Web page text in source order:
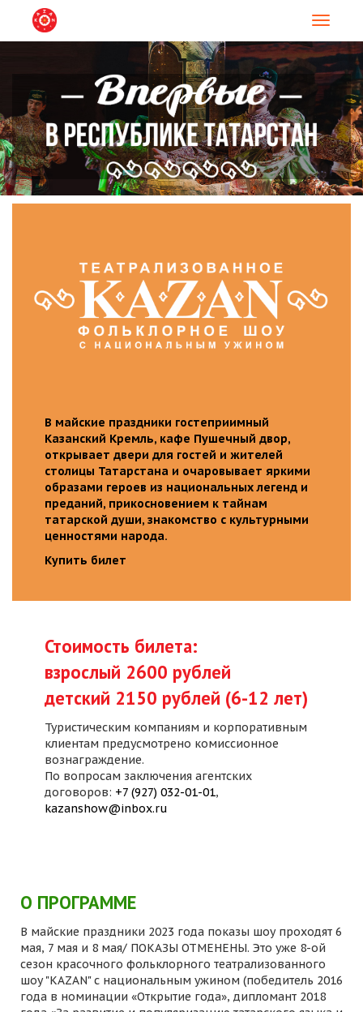
В майские праздники гостеприимный
Казанский Кремль, кафе Пушечный двор,
открывает двери для гостей и жителей
столицы Татарстана и очаровывает яркими
образами героев из национальных легенд и
преданий, прикосновением к тайнам
татарской души, знакомство с культурными
ценностями народа.
Купить билет
Стоимость билета:
взрослый 2600 рублей
детский 2150 рублей (6-12 лет)
Туристическим компаниям и корпоративным
клиентам предусмотрено комиссионное
вознаграждение.
По вопросам заключения агентских
договоров: +7 (927) 032-01-01,
kazanshow@inbox.ru
О ПРОГРАММЕ
В майские праздники 2023 года показы шоу проходят 6
мая, 7 мая и 8 мая/ ПОКАЗЫ ОТМЕНЕНЫ. Это уже 8-ой
сезон красочного фольклорного театрализованного
шоу "KAZAN" с национальным ужином (победитель 2016
года в номинации «Открытие года», дипломант 2018